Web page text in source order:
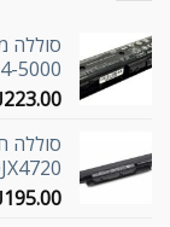
5000
223.00
195.00